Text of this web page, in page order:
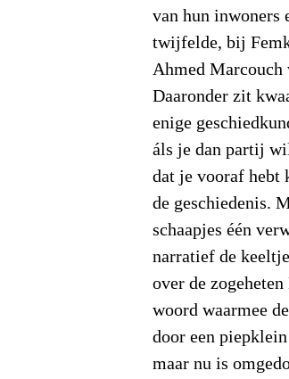
van hun inwoners
twijfelde, bij
Ahmed
Daaronder zit
enige
áls je dan partij
dat je vooraf hebt
de geschiedenis.
schaapjes één
narratief de
over de
woord waarmee
door een
maar nu is